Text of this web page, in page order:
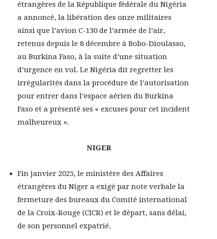
étrangères de la République fédérale du Nigéria
a annoncé, la libération des onze militaires
ainsi que l’avion C-130 de l’armée de l’air,
retenus depuis le 8 décembre à Bobo-Dioulasso,
au Burkina Faso, à la suite d’une situation
d’urgence en vol. Le Nigéria dit regretter les
irrégularités dans la procédure de l’autorisation
pour entrer dans l’espace aérien du Burkina
Faso et a présenté ses « excuses pour cet incident
malheureux ».
NIGER
Fin janvier 2025, le ministère des Affaires
étrangères du Niger a exigé par note verbale la
fermeture des bureaux du Comité international
de la Croix-Rouge (CICR) et le départ, sans délai,
de son personnel expatrié.